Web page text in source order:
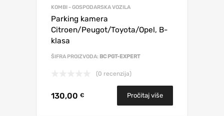
KOMBI - GOSPODARSKA VOZILA
Parking kamera
Citroen/Peugot/Toyota/Opel, B-
klasa
ŠIFRA PROIZVODA: BC PGT-EXPERT
(0 recenzija)
130,00 € Pročitaj više